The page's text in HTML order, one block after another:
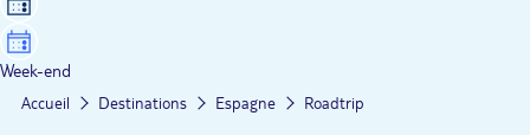
Week-end
Accueil Destinations Espagne Roadtrip